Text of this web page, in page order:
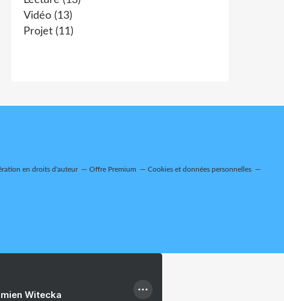
Vidéo (13)
Projet (11)
en droits d'auteur Offre Premium Cookies et données personnelles
Witecka